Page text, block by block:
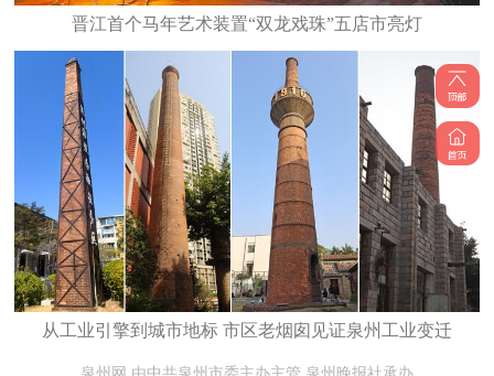
晋江首个马年艺术装置“双龙戏珠”五店市亮灯
从工业引擎到城市地标 市区老烟囱见证泉州工业变迁
泉州网 由中共泉州市委主办主管 泉州晚报社承办